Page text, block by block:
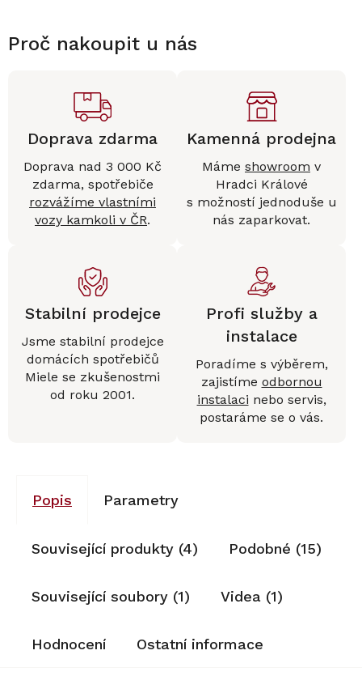
Proč nakoupit u nás
Doprava zdarma
Doprava nad 3 000 Kč
zdarma, spotřebiče
rozvážíme vlastními
vozy kamkoli v ČR.
Kamenná prodejna
Máme showroom v
Hradci Králové
s možností jednoduše u
nás zaparkovat.
Stabilní prodejce
Jsme stabilní prodejce
domácích spotřebičů
Miele se zkušenostmi
od roku 2001.
Profi služby a
instalace
Poradíme s výběrem,
zajistíme odbornou
instalaci nebo servis,
postaráme se o vás.
Popis Parametry
Související produkty (4) Podobné (15)
Související soubory (1) Videa (1)
Hodnocení Ostatní informace